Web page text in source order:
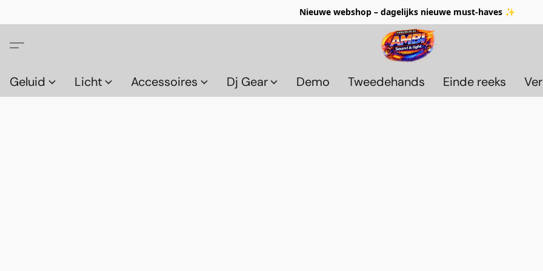
Nieuwe webshop – dagelijks nieuwe must-haves ✨
Geluid Licht Accessoires Dj Gear Demo Tweedehands Einde reeks